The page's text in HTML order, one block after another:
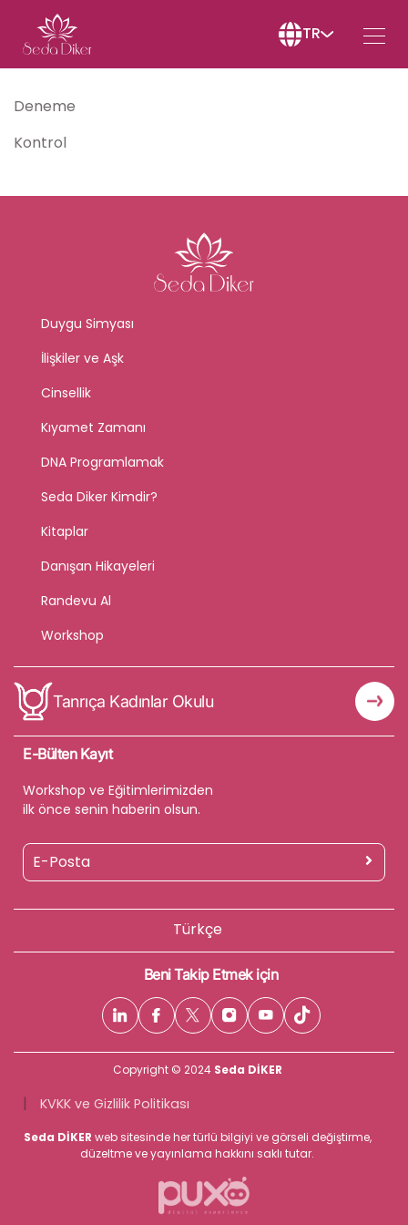
TR
Deneme
Kontrol
Duygu Simyası
İlişkiler ve Aşk
Cinsellik
Kıyamet Zamanı
DNA Programlamak
Seda Diker Kimdir?
Kitaplar
Danışan Hikayeleri
Randevu Al
Workshop
Tanrıça Kadınlar Okulu
E-Bülten Kayıt
Workshop ve Eğitimlerimizden
ilk önce senin haberin olsun.
Türkçe
Beni Takip Etmek için
Copyright © 2024 Seda DİKER
| KVKK ve Gizlilik Politikası
Seda DİKER web sitesinde her türlü bilgiyi ve görseli değiştirme,
düzeltme ve yayınlama hakkını saklı tutar.